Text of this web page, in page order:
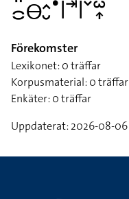
􌤌􌤺􌤫􌤵􌤷􌤟􌥼􌥪􌥼􌥧􌥱􌥾
Förekomster
Lexikonet: 0 träffar
Korpusmaterial: 0 träffar
Enkäter: 0 träffar
Uppdaterat: 2026-08-06